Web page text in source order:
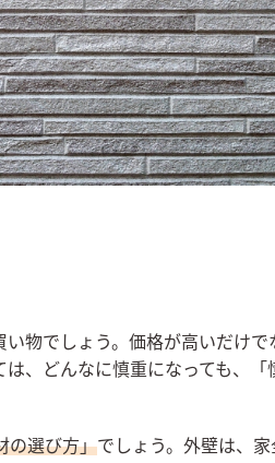
物でしょう。価格が高いだけ
、どんなに慎重になっても、「
の選び方」でしょう。外壁は、